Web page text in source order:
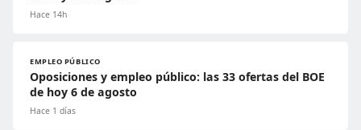
Hace 14h
EMPLEO PÚBLICO
Oposiciones y empleo público: las 33 ofertas del BOE
de hoy 6 de agosto
Hace 1 días